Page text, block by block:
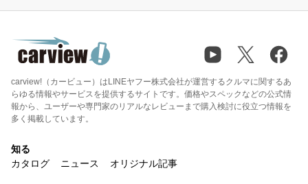
carview!（カービュー）はLINEヤフー株式会社が運営するクルマに関するあ
らゆる情報やサービスを提供するサイトです。価格やスペックなどの公式情
報から、ユーザーや専門家のリアルなレビューまで購入検討に役立つ情報を
多く掲載しています。
知る
カタログ
ニュース オリジナル記事